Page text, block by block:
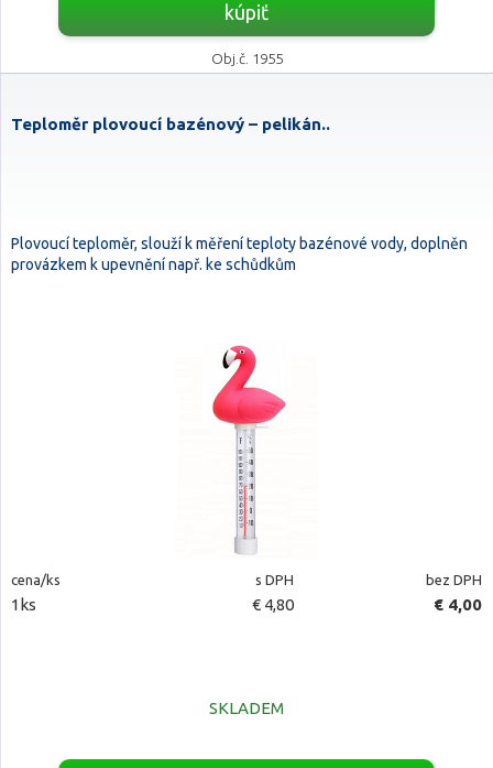
kúpiť
Obj.č. 1955
Teploměr plovoucí bazénový – pelikán..
Plovoucí teploměr, slouží k měření teploty bazénové vody, doplněn
provázkem k upevnění např. ke schůdkům
cena/ks s DPH bez DPH
1ks € 4,80 € 4,00
SKLADEM